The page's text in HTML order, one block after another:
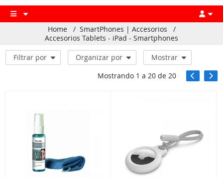
Home / SmartPhones | Accesorios
/
Accesorios Tablets - iPad - Smartphones
Filtrar por Organizar por
Mostrar
Mostrando 1 a 20de 20